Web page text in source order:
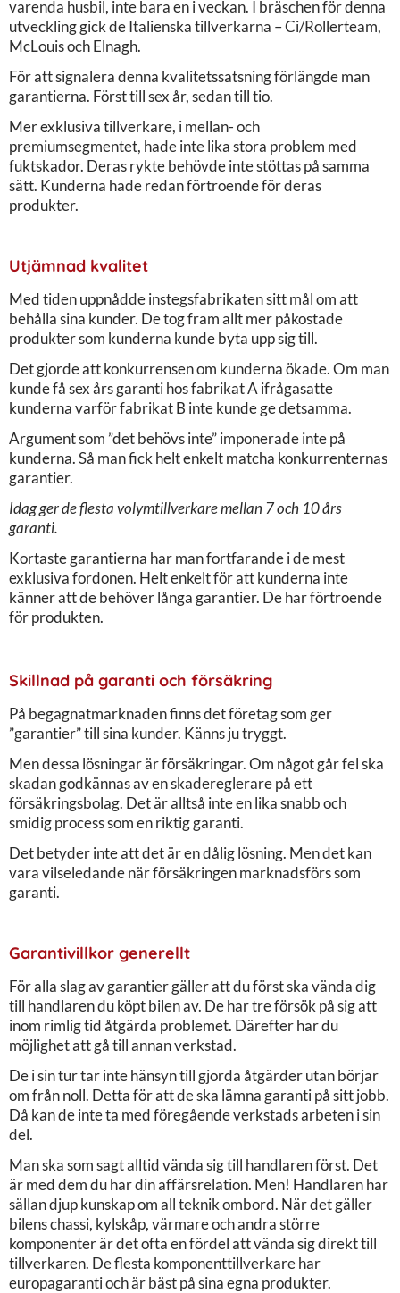
varenda husbil, inte bara en i veckan. I bräschen för denna
utveckling gick de Italienska tillverkarna – Ci/Rollerteam,
McLouis och Elnagh.
För att signalera denna kvalitetssatsning förlängde man
garantierna. Först till sex år, sedan till tio.
Mer exklusiva tillverkare, i mellan- och
premiumsegmentet, hade inte lika stora problem med
fuktskador. Deras rykte behövde inte stöttas på samma
sätt. Kunderna hade redan förtroende för deras
produkter.
Utjämnad kvalitet
Med tiden uppnådde instegsfabrikaten sitt mål om att
behålla sina kunder. De tog fram allt mer påkostade
produkter som kunderna kunde byta upp sig till.
Det gjorde att konkurrensen om kunderna ökade. Om man
kunde få sex års garanti hos fabrikat A ifrågasatte
kunderna varför fabrikat B inte kunde ge detsamma.
Argument som ”det behövs inte” imponerade inte på
kunderna. Så man fick helt enkelt matcha konkurrenternas
garantier.
Idag ger de flesta volymtillverkare mellan 7 och 10 års
garanti.
Kortaste garantierna har man fortfarande i de mest
exklusiva fordonen. Helt enkelt för att kunderna inte
känner att de behöver långa garantier. De har förtroende
för produkten.
Skillnad på garanti och försäkring
På begagnatmarknaden finns det företag som ger
”garantier” till sina kunder. Känns ju tryggt.
Men dessa lösningar är försäkringar. Om något går fel ska
skadan godkännas av en skadereglerare på ett
försäkringsbolag. Det är alltså inte en lika snabb och
smidig process som en riktig garanti.
Det betyder inte att det är en dålig lösning. Men det kan
vara vilseledande när försäkringen marknadsförs som
garanti.
Garantivillkor generellt
För alla slag av garantier gäller att du först ska vända dig
till handlaren du köpt bilen av. De har tre försök på sig att
inom rimlig tid åtgärda problemet. Därefter har du
möjlighet att gå till annan verkstad.
De i sin tur tar inte hänsyn till gjorda åtgärder utan börjar
om från noll. Detta för att de ska lämna garanti på sitt jobb.
Då kan de inte ta med föregående verkstads arbeten i sin
del.
Man ska som sagt alltid vända sig till handlaren först. Det
är med dem du har din affärsrelation. Men! Handlaren har
sällan djup kunskap om all teknik ombord. När det gäller
bilens chassi, kylskåp, värmare och andra större
komponenter är det ofta en fördel att vända sig direkt till
tillverkaren. De flesta komponenttillverkare har
europagaranti och är bäst på sina egna produkter.